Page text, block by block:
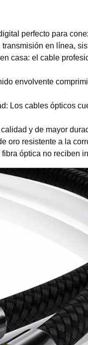
perfecto para
en línea,
casa: el cable
envolvente
Los cables ópticos
y de mayor
oro resistente a la
óptica no reciben